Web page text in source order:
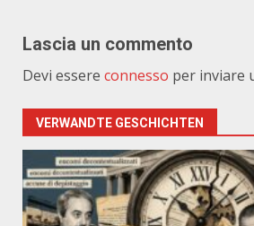
Lascia un commento
Devi essere connesso per inviare
VERWANDTE GESCHICHTEN